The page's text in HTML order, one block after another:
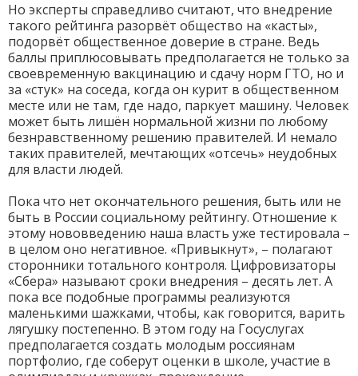
Но эксперты справедливо считают, что внедрение
такого рейтинга разорвёт общество на «касты»,
подорвёт общественное доверие в стране. Ведь
баллы приплюсовывать предполагается не только за
своевременную вакцинацию и сдачу норм ГТО, но и
за «стук» на соседа, когда он курит в общественном
месте или не там, где надо, паркует машину. Человек
может быть лишён нормальной жизни по любому
безнравственному решению правителей. И немало
таких правителей, мечтающих «отсечь» неудобных
для власти людей.
Пока что нет окончательного решения, быть или не
быть в России социальному рейтингу. Отношение к
этому нововведению наша власть уже тестировала –
в целом оно негативное. «Привыкнут», – полагают
сторонники тотального контроля. Цифровизаторы
«Сбера» называют сроки внедрения – десять лет. А
пока все подобные программы реализуются
маленькими шажками, чтобы, как говорится, варить
лягушку постепенно. В этом году на Госуслугах
предполагается создать молодым россиянам
портфолио, где соберут оценки в школе, участие в